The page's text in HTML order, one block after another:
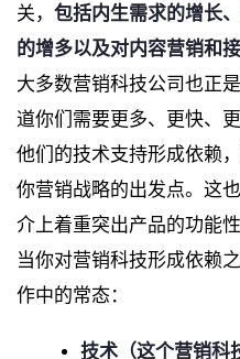
关， 包括内生需求的增长
的增多以及对内容营销和
大多数营销科技公司也正
道你们需要更多、更快、
他们的技术支持形成依赖
你营销战略的出发点。这
介上着重突出产品的功能性
当你对营销科技形成依赖
作中的常态：
技术（这个营销科